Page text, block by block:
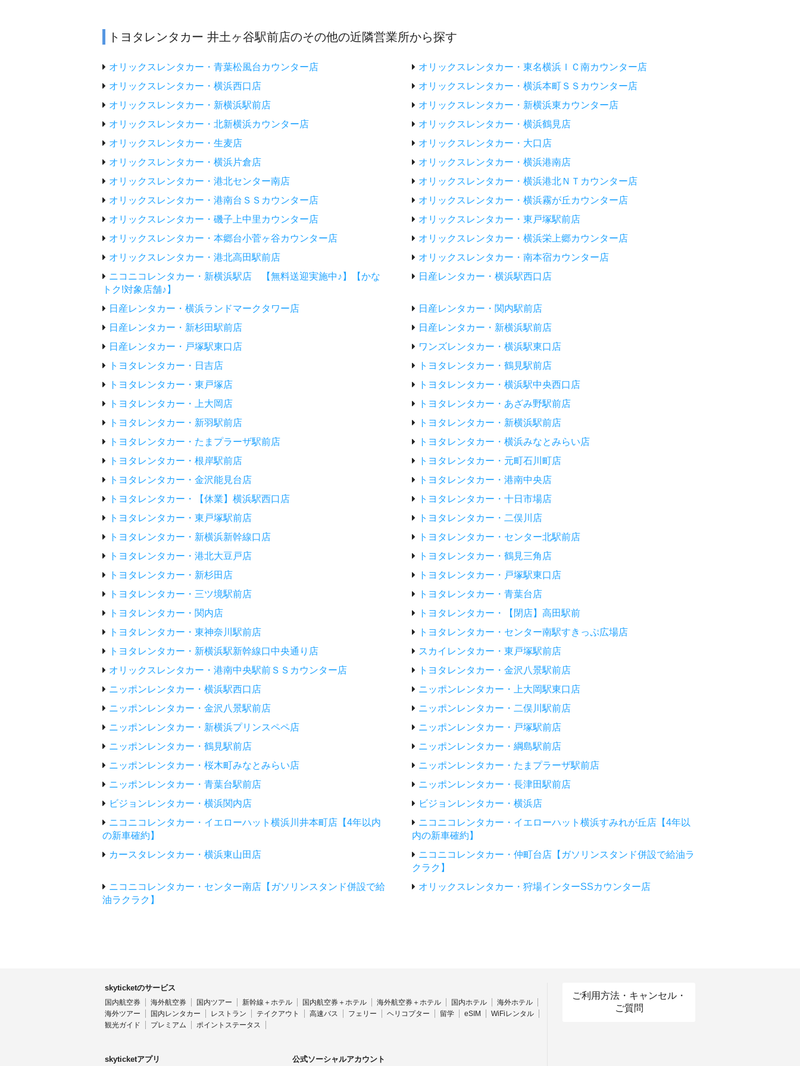
トヨタレンタカー 井土ヶ谷駅前店のその他の近隣営業所から探す
オリックスレンタカー・青葉松風台カウンター店
オリックスレンタカー・東名横浜ＩＣ南カウンター店
オリックスレンタカー・横浜西口店
オリックスレンタカー・横浜本町ＳＳカウンター店
オリックスレンタカー・新横浜駅前店
オリックスレンタカー・新横浜東カウンター店
オリックスレンタカー・北新横浜カウンター店
オリックスレンタカー・横浜鶴見店
オリックスレンタカー・生麦店
オリックスレンタカー・大口店
オリックスレンタカー・横浜片倉店
オリックスレンタカー・横浜港南店
オリックスレンタカー・港北センター南店
オリックスレンタカー・横浜港北ＮＴカウンター店
オリックスレンタカー・港南台ＳＳカウンター店
オリックスレンタカー・横浜霧が丘カウンター店
オリックスレンタカー・磯子上中里カウンター店
オリックスレンタカー・東戸塚駅前店
オリックスレンタカー・本郷台小菅ヶ谷カウンター店
オリックスレンタカー・横浜栄上郷カウンター店
オリックスレンタカー・港北高田駅前店
オリックスレンタカー・南本宿カウンター店
ニコニコレンタカー・新横浜駅店 【無料送迎実施中♪】【かな
トク!対象店舗♪】
日産レンタカー・横浜駅西口店
日産レンタカー・横浜ランドマークタワー店
日産レンタカー・関内駅前店
日産レンタカー・新杉田駅前店
日産レンタカー・新横浜駅前店
日産レンタカー・戸塚駅東口店
ワンズレンタカー・横浜駅東口店
トヨタレンタカー・日吉店
トヨタレンタカー・鶴見駅前店
トヨタレンタカー・東戸塚店
トヨタレンタカー・横浜駅中央西口店
トヨタレンタカー・上大岡店
トヨタレンタカー・あざみ野駅前店
トヨタレンタカー・新羽駅前店
トヨタレンタカー・新横浜駅前店
トヨタレンタカー・たまプラーザ駅前店
トヨタレンタカー・横浜みなとみらい店
トヨタレンタカー・根岸駅前店
トヨタレンタカー・元町石川町店
トヨタレンタカー・金沢能見台店
トヨタレンタカー・港南中央店
トヨタレンタカー・【休業】横浜駅西口店
トヨタレンタカー・十日市場店
トヨタレンタカー・東戸塚駅前店
トヨタレンタカー・二俣川店
トヨタレンタカー・新横浜新幹線口店
トヨタレンタカー・センター北駅前店
トヨタレンタカー・港北大豆戸店
トヨタレンタカー・鶴見三角店
トヨタレンタカー・新杉田店
トヨタレンタカー・戸塚駅東口店
トヨタレンタカー・三ツ境駅前店
トヨタレンタカー・青葉台店
トヨタレンタカー・関内店
トヨタレンタカー・【閉店】高田駅前
トヨタレンタカー・東神奈川駅前店
トヨタレンタカー・センター南駅すきっぷ広場店
トヨタレンタカー・新横浜駅新幹線口中央通り店
スカイレンタカー・東戸塚駅前店
オリックスレンタカー・港南中央駅前ＳＳカウンター店
トヨタレンタカー・金沢八景駅前店
ニッポンレンタカー・横浜駅西口店
ニッポンレンタカー・上大岡駅東口店
ニッポンレンタカー・金沢八景駅前店
ニッポンレンタカー・二俣川駅前店
ニッポンレンタカー・新横浜プリンスペペ店
ニッポンレンタカー・戸塚駅前店
ニッポンレンタカー・鶴見駅前店
ニッポンレンタカー・綱島駅前店
ニッポンレンタカー・桜木町みなとみらい店
ニッポンレンタカー・たまプラーザ駅前店
ニッポンレンタカー・青葉台駅前店
ニッポンレンタカー・長津田駅前店
ビジョンレンタカー・横浜関内店
ビジョンレンタカー・横浜店
ニコニコレンタカー・イエローハット横浜川井本町店【4年以内
の新車確約】
ニコニコレンタカー・イエローハット横浜すみれが丘店【4年以
内の新車確約】
カースタレンタカー・横浜東山田店
ニコニコレンタカー・仲町台店【ガソリンスタンド併設で給油ラ
クラク】
ニコニコレンタカー・センター南店【ガソリンスタンド併設で給
油ラクラク】
オリックスレンタカー・狩場インターSSカウンター店